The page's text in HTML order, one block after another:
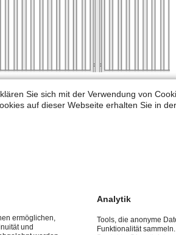
für den Zauntyp Stahlzaun
Angebot.
Sie sich mit der Verwendung von
auf dieser Webseite erhalten Sie in der
ermöglichen,
und
Analytik
Tools, die anonyme
Funktionalität